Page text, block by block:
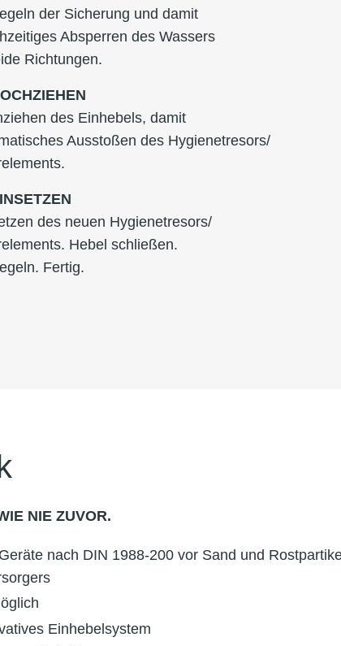
der Sicherung und damit
Absperren des Wassers
Richtungen.
des Einhebels, damit
Ausstoßen des Hygienetresors/
des neuen Hygienetresors/
Hebel schließen.
Fertig.
NIE ZUVOR.
nach DIN 1988-200 vor Sand und
Einhebelsystem